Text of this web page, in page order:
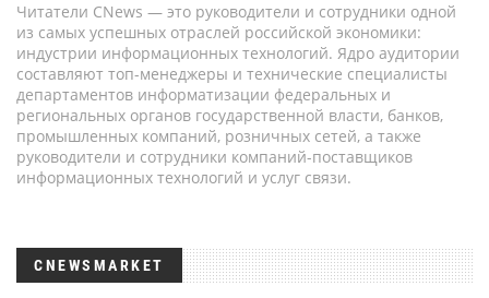
Читатели CNews — это руководители и сотрудники одной
из самых успешных отраслей российской экономики:
индустрии информационных технологий. Ядро аудитории
составляют топ-менеджеры и технические специалисты
департаментов информатизации федеральных и
региональных органов государственной власти, банков,
промышленных компаний, розничных сетей, а также
руководители и сотрудники компаний-поставщиков
информационных технологий и услуг связи.
CNEWSMARKET